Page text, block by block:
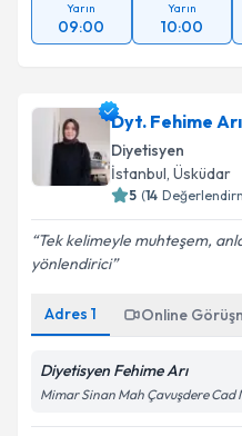
Yarın
09:00
Yarın
10:00
Dyt. Fehime Arı
Diyetisyen
İstanbul, Üsküdar
5 (14
Tek kelimeyle muhteşem,
yönlendirici
Adres 1 Online
Diyetisyen Fehime Arı
Mimar Sinan Mah Çavuşdere Cad